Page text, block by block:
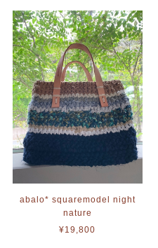
abalo* squaremodel night
nature
¥19,800